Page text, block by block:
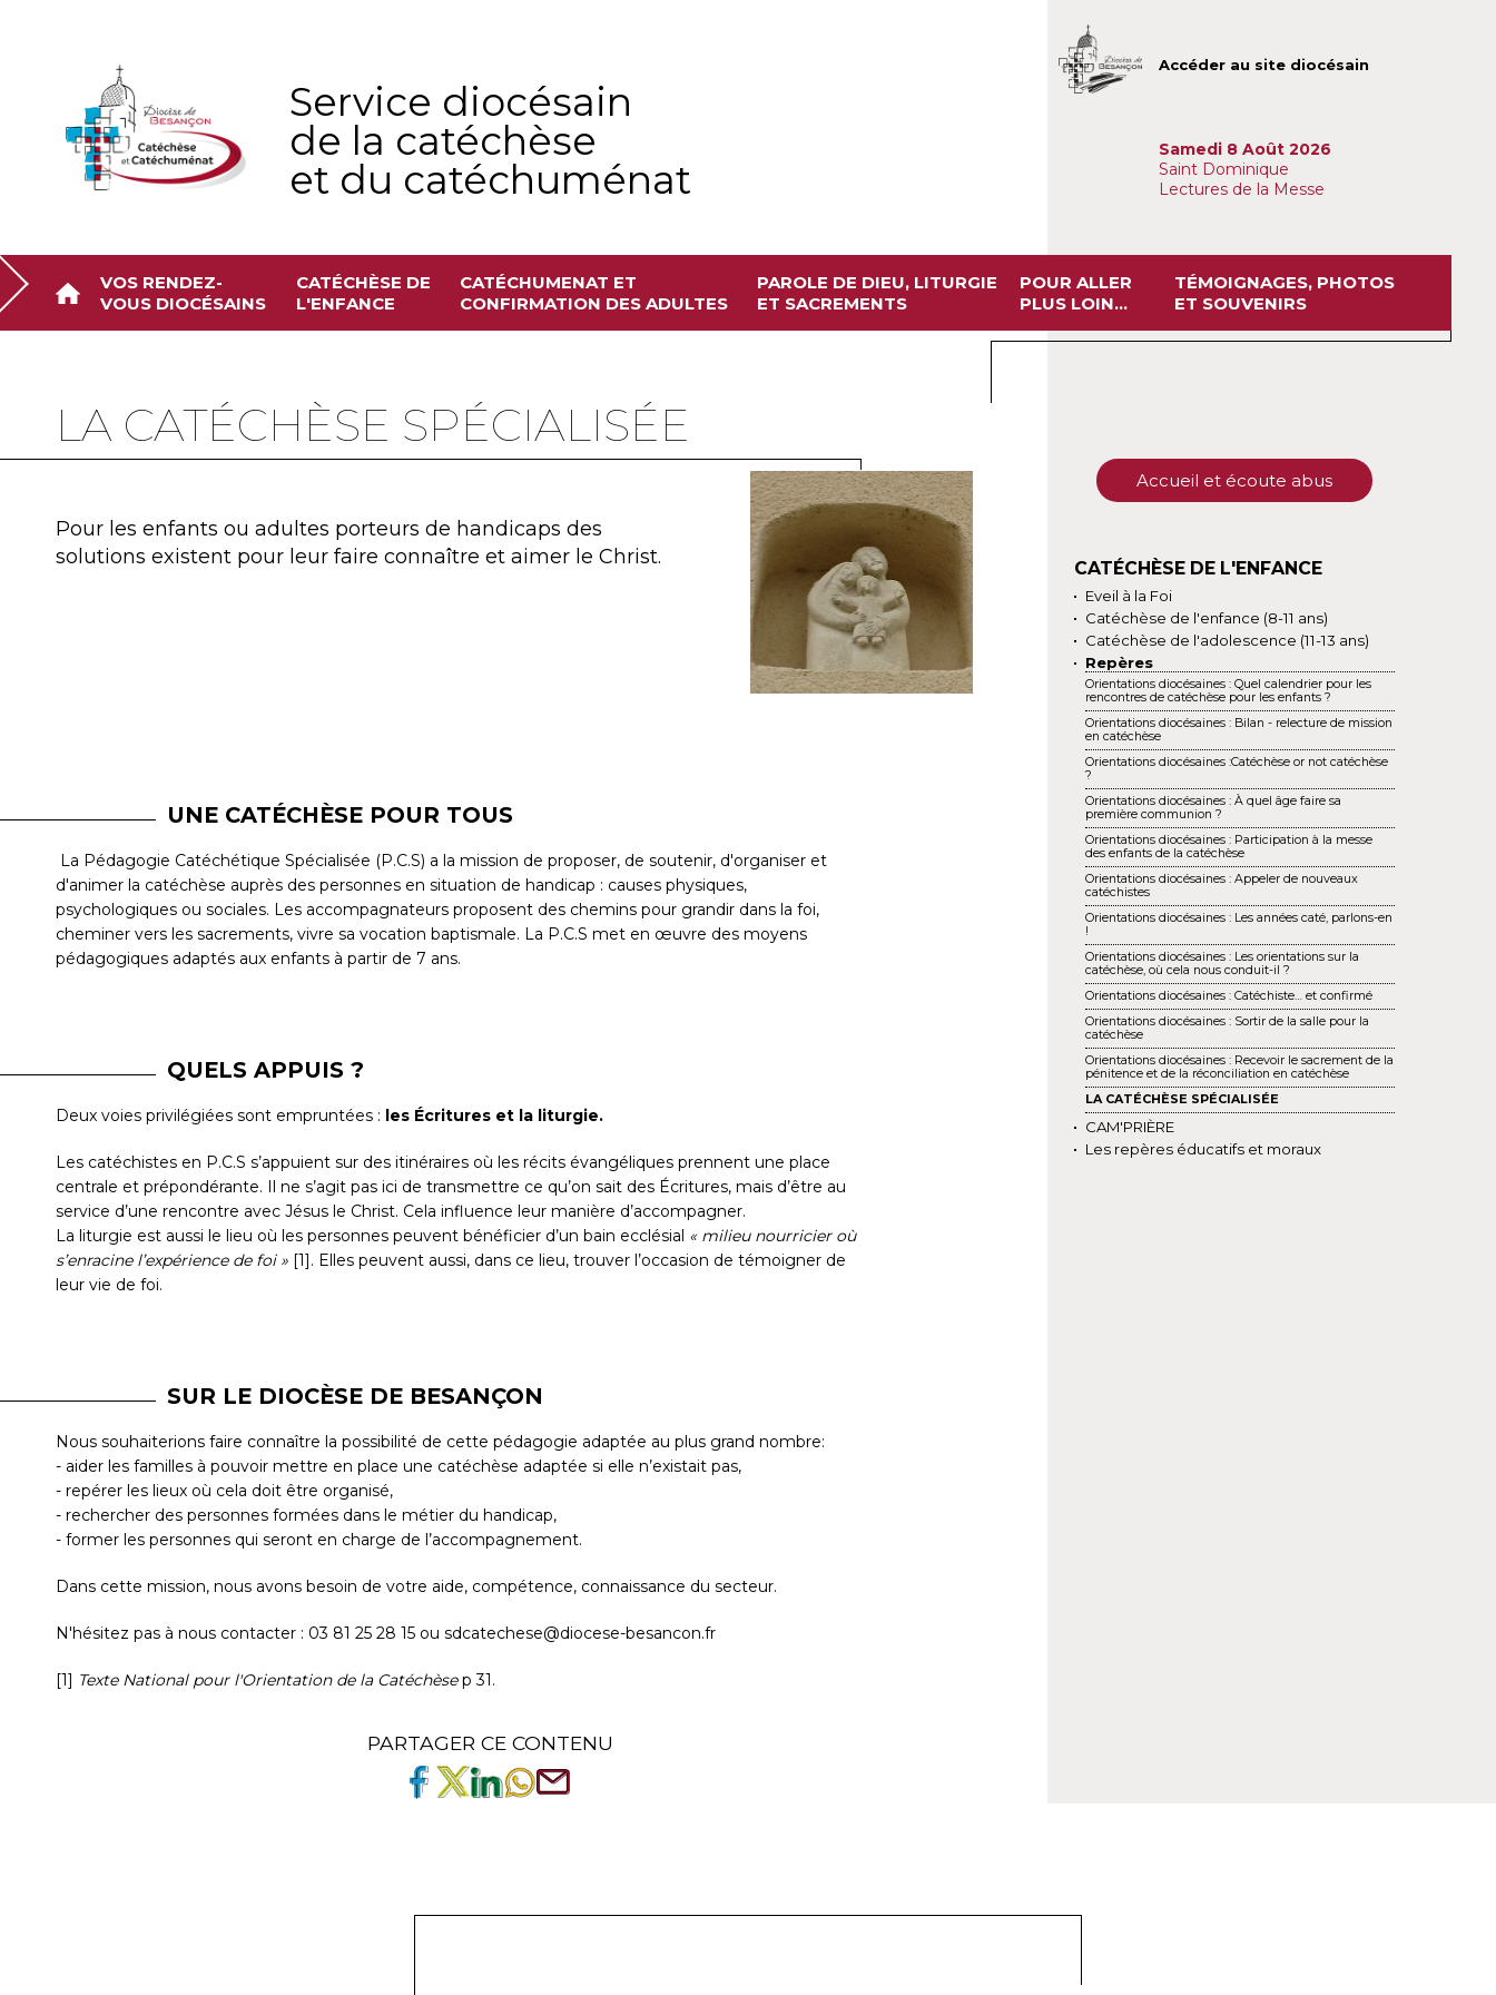
Accéder au site diocésain
Service diocésain
de la catéchèse
et du catéchuménat
Samedi 8 Août 2026
Saint Dominique
Lectures de la Messe
VOS RENDEZ-
VOUS DIOCÉSAINS
CATÉCHÈSE DE
L'ENFANCE
CATÉCHUMENAT ET
CONFIRMATION DES ADULTES
PAROLE DE DIEU, LITURGIE
ET SACREMENTS
POUR ALLER
PLUS LOIN...
TÉMOIGNAGES, PHOTOS
ET SOUVENIRS
LA CATÉCHÈSE SPÉCIALISÉE
Pour les enfants ou adultes porteurs de handicaps des
solutions existent pour leur faire connaître et aimer le Christ.
UNE CATÉCHÈSE POUR TOUS
La Pédagogie Catéchétique Spécialisée (P.C.S) a la mission de proposer, de soutenir, d'organiser et
d'animer la catéchèse auprès des personnes en situation de handicap : causes physiques,
psychologiques ou sociales. Les accompagnateurs proposent des chemins pour grandir dans la foi,
cheminer vers les sacrements, vivre sa vocation baptismale. La P.C.S met en œuvre des moyens
pédagogiques adaptés aux enfants à partir de 7 ans.
QUELS APPUIS ?
Deux voies privilégiées sont empruntées : les Écritures et la liturgie.
Les catéchistes en P.C.S s’appuient sur des itinéraires où les récits évangéliques prennent une place
centrale et prépondérante. Il ne s’agit pas ici de transmettre ce qu’on sait des Écritures, mais d’être au
service d’une rencontre avec Jésus le Christ. Cela influence leur manière d’accompagner.
La liturgie est aussi le lieu où les personnes peuvent bénéficier d’un bain ecclésial « milieu nourricier où
s’enracine l’expérience de foi » [1]. Elles peuvent aussi, dans ce lieu, trouver l’occasion de témoigner de
leur vie de foi.
SUR LE DIOCÈSE DE BESANÇON
Nous souhaiterions faire connaître la possibilité de cette pédagogie adaptée au plus grand nombre:
- aider les familles à pouvoir mettre en place une catéchèse adaptée si elle n’existait pas,
- repérer les lieux où cela doit être organisé,
- rechercher des personnes formées dans le métier du handicap,
- former les personnes qui seront en charge de l’accompagnement.
Dans cette mission, nous avons besoin de votre aide, compétence, connaissance du secteur.
N'hésitez pas à nous contacter : 03 81 25 28 15 ou sdcatechese@diocese-besancon.fr
[1] Texte National pour l'Orientation de la Catéchèsep 31.
PARTAGER CE CONTENU
Accueil et écoute abus
CATÉCHÈSE DE L'ENFANCE
Eveil à la Foi
Catéchèse de l'enfance (8-11 ans)
Catéchèse de l'adolescence (11-13 ans)
Repères
Orientations diocésaines : Quel calendrier pour les
rencontres de catéchèse pour les enfants ?
Orientations diocésaines : Bilan - relecture de mission
en catéchèse
Orientations diocésaines :Catéchèse or not catéchèse
?
Orientations diocésaines : À quel âge faire sa
première communion ?
Orientations diocésaines : Participation à la messe
des enfants de la catéchèse
Orientations diocésaines : Appeler de nouveaux
catéchistes
Orientations diocésaines : Les années caté, parlons-en
!
Orientations diocésaines : Les orientations sur la
catéchèse, où cela nous conduit-il ?
Orientations diocésaines : Catéchiste… et confirmé
Orientations diocésaines : Sortir de la salle pour la
catéchèse
Orientations diocésaines : Recevoir le sacrement de la
pénitence et de la réconciliation en catéchèse
LA CATÉCHÈSE SPÉCIALISÉE
CAM'PRIÈRE
Les repères éducatifs et moraux